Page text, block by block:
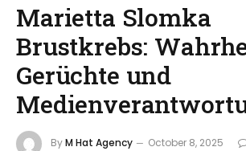
Marietta Slomka
Brustkrebs:
Gerüchte und
ByM Hat Agency October 8, 2025